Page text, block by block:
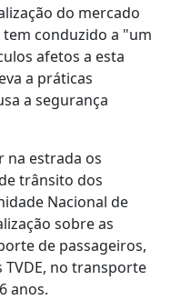
do mercado
conduzido a "um
afetos a esta
a práticas
a segurança
na estrada os
trânsito dos
Nacional de
sobre as
de passageiros,
no transporte
anos.